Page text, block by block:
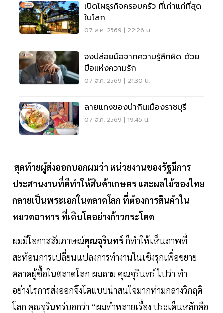
เปิดโผธุรกิจครอบครัว ที่เก่าแก่ที่สุด
ในโลก
07 ส.ค. 2569 | 22:26 น.
จงปล่อยมือจากความรู้สึกผิด ด้วย
มือแห่งความรัก
07 ส.ค. 2569 | 21:30 น.
ลายแทงของน่ากินเมืองราชบุรี
07 ส.ค. 2569 | 19:45 น.
สุดท้ายผู้ส่งออกบอกผมว่า หน่วยงานของรัฐมีการ
ประสานงานที่ดีทำให้สินค้าเกษตร และผลไม้ของไทย
กลายเป็นพระเอกในตลาดโลก ที่ต้องการสินค้าใน
หมวดอาหาร ที่เติบโตอย่างก้าวกระโดด
ผมมีโอกาสสัมภาษณ์คุณจุรินทร์ ก็ทำให้เห็นภาพที่
สะท้อนการเปลี่ยนแปลงการทำงานในเชิงรุกเพื่อขยาย
ตลาดผู้ซื้อในตลาดโลก ผมถาม คุณจุรินทร์ ไปว่า ทำ
อย่างไรการส่งออกจึงโตแบบน่าสนใจมากท่ามกลางวิกฤติ
โลก คุณจุรินทร์บอกว่า “ผมทำหลายเรื่อง ประเด็นหลักคือ